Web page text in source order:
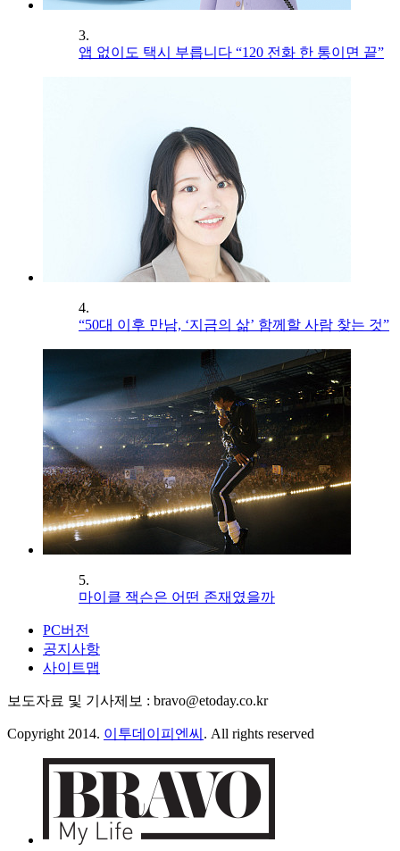
3.
앱 없이도 택시 부릅니다 “120 전화 한 통이면 끝”
4.
“50대 이후 만남, ‘지금의 삶’ 함께할 사람 찾는 것”
5.
마이클 잭슨은 어떤 존재였을까
PC버전
공지사항
사이트맵
보도자료 및 기사제보 : bravo@etoday.co.kr
Copyright 2014. 이투데이피엔씨 . All rights reserved